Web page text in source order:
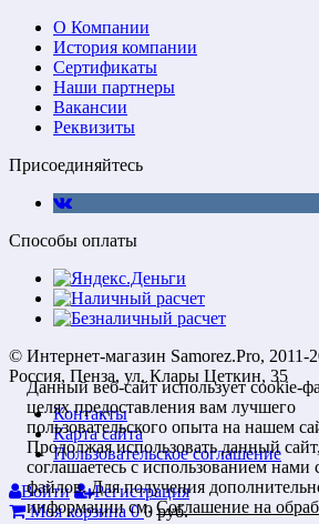
О Компании
История компании
Сертификаты
Наши партнеры
Вакансии
Реквизиты
Присоединяйтесь
Способы оплаты
© Интернет-магазин Samorez.Pro, 2011-
Россия, Пенза, ул. Клары Цеткин, 35
Контакты
Карта сайта
Пользовательское соглашение
Войти
Регистрация
Моя корзина 0 0 руб.
Данный веб-сайт использует cookie-
целях предоставления вам лучшего
пользовательского опыта на нашем
Продолжая использовать данный
соглашаетесь с использованием нами
файлов. Для получения
информации см.Соглашение на